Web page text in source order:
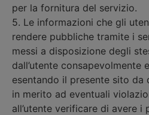
per la fornitura del servizio.
5. Le informazioni che gli
rendere pubbliche tramite i
messi a disposizione degli
dall’utente consapevolmente
esentando il presente sito da
in merito ad eventuali
all’utente verificare di avere i